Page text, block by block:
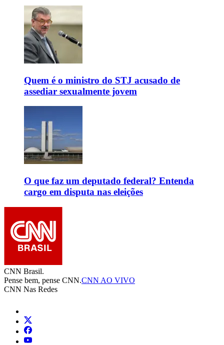
Quem é o ministro do STJ acusado de
assediar sexualmente jovem
O que faz um deputado federal? Entenda
cargo em disputa nas eleições
CNN Brasil.
Pense bem, pense CNN.CNN AO VIVO
CNN Nas Redes